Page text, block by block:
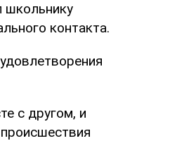
школьнику
контакта.
с другом, и